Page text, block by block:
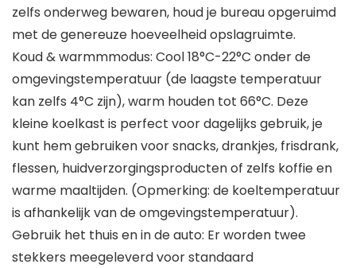
zelfs onderweg bewaren, houd je bureau opgeruimd
met de genereuze hoeveelheid opslagruimte.
Koud & warmmmodus: Cool 18°C-22°C onder de
omgevingstemperatuur (de laagste temperatuur
kan zelfs 4°C zijn), warm houden tot 66°C. Deze
kleine koelkast is perfect voor dagelijks gebruik, je
kunt hem gebruiken voor snacks, drankjes, frisdrank,
flessen, huidverzorgingsproducten of zelfs koffie en
warme maaltijden. (Opmerking: de koeltemperatuur
is afhankelijk van de omgevingstemperatuur).
Gebruik het thuis en in de auto: Er worden twee
stekkers meegeleverd voor standaard